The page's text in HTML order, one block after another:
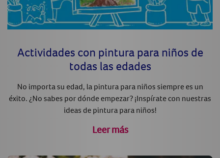
Actividades con pintura para niños de
todas las edades
No importa su edad, la pintura para niños siempre es un
éxito. ¿No sabes por dónde empezar? ¡Inspírate con nuestras
ideas de pintura para niños!
Leer más